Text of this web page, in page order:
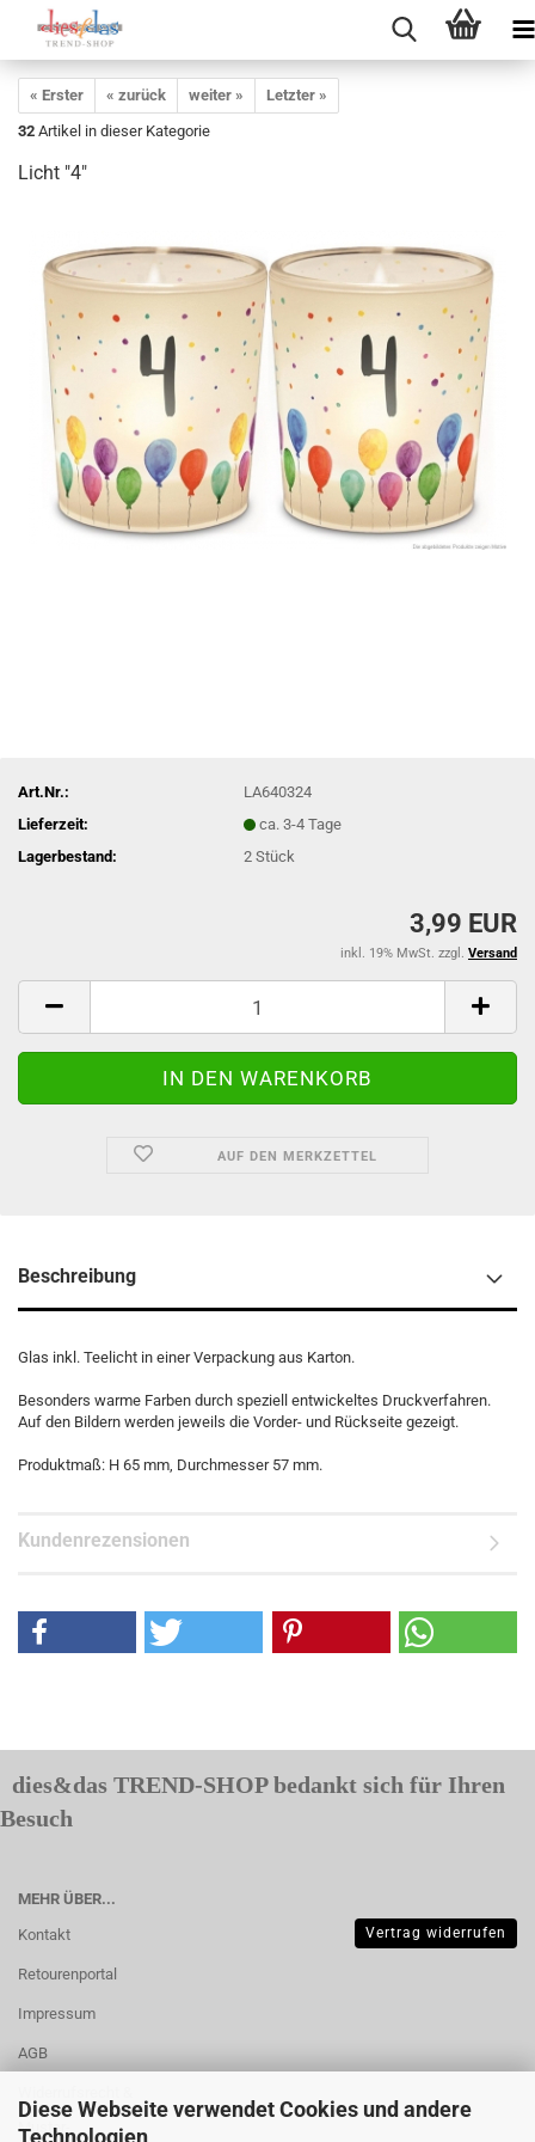
Diese Webseite verwendet Cookies und andere
Technologien
« Erster « zurück weiter »
Letzter »
32 Artikel in dieser Kategorie
Licht "4"
Art.Nr.:
LA640324
Lieferzeit:
ca. 3-4 Tage
Lagerbestand:
2Stück
3,99 EUR
inkl. 19% MwSt. zzgl. Versand
AUF DEN MERKZETTEL
Beschreibung
Glas inkl. Teelicht in einer Verpackung aus Karton.
Besonders warme Farben durch speziell entwickeltes Druckverfahren.
Auf den Bildern werden jeweils die Vorder- und Rückseite gezeigt.
Produktmaß: H 65 mm, Durchmesser 57 mm.
Kundenrezensionen
dies&das TREND-SHOP bedankt sich für Ihren
Besuch
MEHR ÜBER...
Kontakt
Retourenportal
Impressum
AGB
Muster-
Vertrag widerrufen